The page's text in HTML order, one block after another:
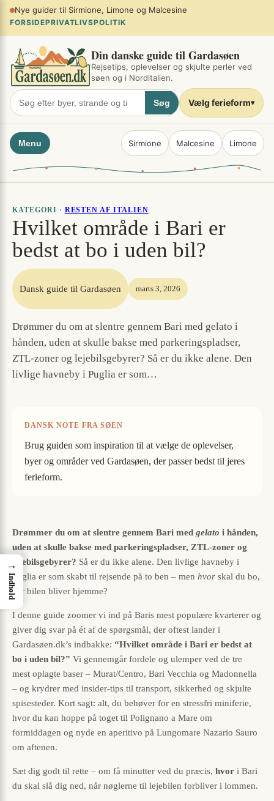
Spring
indhold
Planlæg sommerferien ved søen
FORSIDEPRIVATLIVSPOLITIK
Din danske guide til Gardasøen
Rejsetips, oplevelser og skjulte perler ved
søen og i Norditalien.
Søg Vælg ferieform▾
Menu Sirmione Malcesine Limone
KATEGORI · RESTEN AF ITALIEN
Hvilket område i Bari er
bedst at bo i uden bil?
Dansk guide til Gardasøen marts 3, 2026
Drømmer du om at slentre gennem Bari med gelato i
hånden, uden at skulle bakse med parkeringspladser,
ZTL-zoner og lejebilsgebyrer? Så er du ikke alene. Den
livlige havneby i Puglia er som…
DANSK NOTE FRA SØEN
Brug guiden som inspiration til at vælge de oplevelser,
byer og områder ved Gardasøen, der passer bedst til jeres
ferieform.
Drømmer du om at slentre gennem Bari med gelato i hånden,
uden at skulle bakse med parkeringspladser, ZTL-zoner og
lejebilsgebyrer? Så er du ikke alene. Den livlige havneby i
Puglia er som skabt til rejsende på to ben – men hvor skal du bo,
når bilen bliver hjemme?
I denne guide zoomer vi ind på Baris mest populære kvarterer og
giver dig svar på ét af de spørgsmål, der oftest lander i
Gardasøen.dk’s indbakke: “Hvilket område i Bari er bedst at
bo i uden bil?” Vi gennemgår fordele og ulemper ved de tre
mest oplagte baser – Murat/Centro, Bari Vecchia og Madonnella
– og krydrer med insider-tips til transport, sikkerhed og skjulte
spisesteder. Kort sagt: alt, du behøver for en stressfri miniferie,
hvor du kan hoppe på toget til Polignano a Mare om
formiddagen og nyde en aperitivo på Lungomare Nazario Sauro
om aftenen.
Sæt dig godt til rette – om få minutter ved du præcis, hvor i Bari
du skal slå dig ned, når nøglerne til lejebilen forbliver i lommen.
→
Indhold